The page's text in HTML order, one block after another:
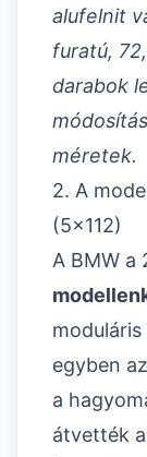
alufelnit
furatú,
darabok
méretek.
2. A
(5x112)
A BMW a
egyben
a
átvették